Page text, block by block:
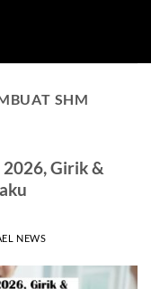
SHM
Girik &
NEWS